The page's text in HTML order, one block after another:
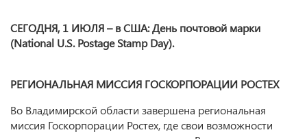
СЕГОДНЯ, 1 ИЮЛЯ –вСША: День почтовой марки
(National U.S. Postage Stamp Day).
РЕГИОНАЛЬНАЯ МИССИЯ ГОСКОРПОРАЦИИ РОСТЕХ
Во Владимирской области завершена региональная
миссия Госкорпорации Ростех, где свои возможности